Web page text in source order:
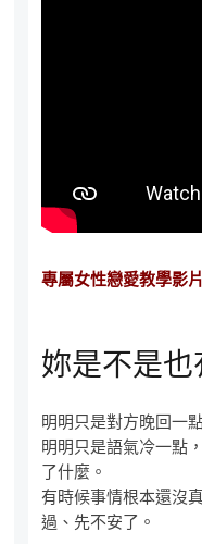
專屬女性戀愛教學影片
妳是不是也
明明只是對方晚回一
明明只是語氣冷一點
了什麼。
有時候事情根本還沒
過、先不安了。